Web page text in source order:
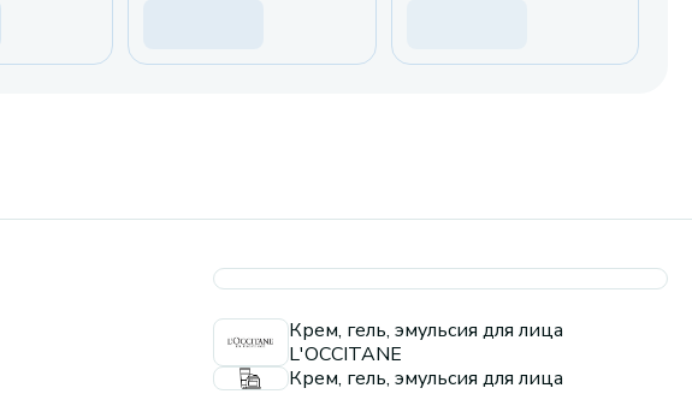
Крем, гель, эмульсия для лица
L'OCCITANE
Крем, гель, эмульсия для лица